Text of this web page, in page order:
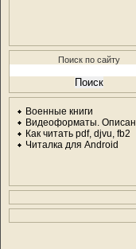
Поиск по сайту
Военные книги
Видеоформаты.
Как читать pdf, djvu, fb2
Читалка для Android